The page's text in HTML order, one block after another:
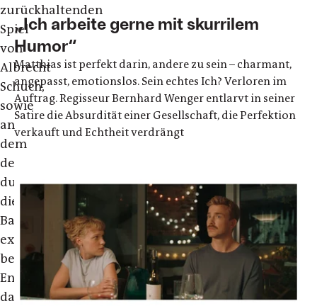
zurückhaltenden
Spiel
von
Albrecht
Schuch,
sowie
an
dem
der
durch
die
Bank
exzellent
besetzten
Ensembles,
das
„Ich arbeite gerne mit skurrilem
Humor“
Matthias ist perfekt darin, andere zu sein – charmant,
angepasst, emotionslos. Sein echtes Ich? Verloren im
Auftrag. Regisseur Bernhard Wenger entlarvt in seiner
Satire die Absurdität einer Gesellschaft, die Perfektion
verkauft und Echtheit verdrängt